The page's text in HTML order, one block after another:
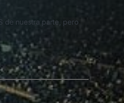
de nuestra parte, pero